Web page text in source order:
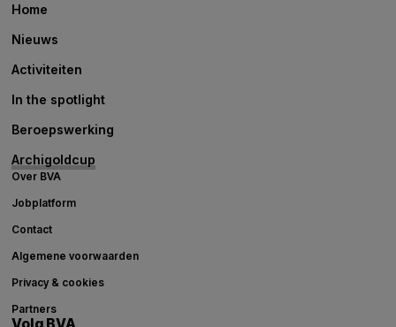
Home
Nieuws
Activiteiten
In the spotlight
Beroepswerking
Archigoldcup
Over BVA
Jobplatform
Contact
Algemene voorwaarden
Privacy & cookies
Partners
Volg BVA